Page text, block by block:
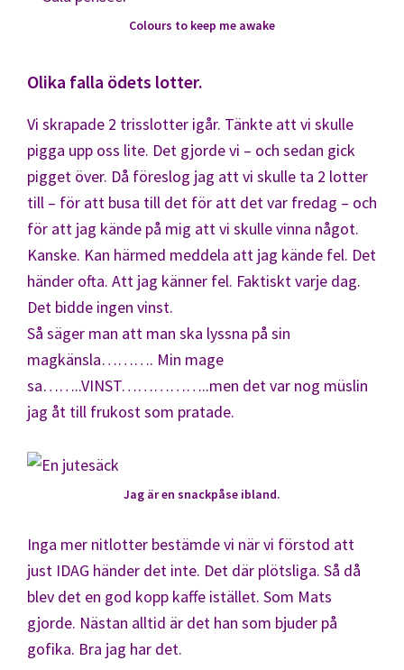
Colours to keep me awake
Olika falla ödets lotter.
Vi skrapade 2 trisslotter igår. Tänkte att vi skulle
pigga upp oss lite. Det gjorde vi – och sedan gick
pigget över. Då föreslog jag att vi skulle ta 2 lotter
till – för att busa till det för att det var fredag – och
för att jag kände på mig att vi skulle vinna något.
Kanske. Kan härmed meddela att jag kände fel. Det
händer ofta. Att jag känner fel. Faktiskt varje dag.
Det bidde ingen vinst.
Så säger man att man ska lyssna på sin
magkänsla………. Min mage
sa……..VINST……………..men det var nog müslin
jag åt till frukost som pratade.
Jag är en snackpåse ibland.
Inga mer nitlotter bestämde vi när vi förstod att
just IDAG händer det inte. Det där plötsliga. Så då
blev det en god kopp kaffe istället. Som Mats
gjorde. Nästan alltid är det han som bjuder på
gofika. Bra jag har det.